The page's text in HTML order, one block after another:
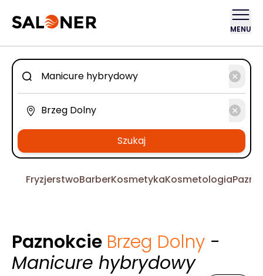
MENU
Szukaj
FryzjerstwoBarberKosmetykaKosmetologia
Paznokcie Brzeg Dolny -
Manicure hybrydowy